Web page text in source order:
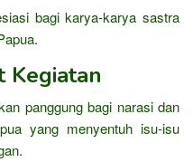
bagi karya-karya sastra
Kegiatan
panggung bagi narasi dan
yang menyentuh isu-isu